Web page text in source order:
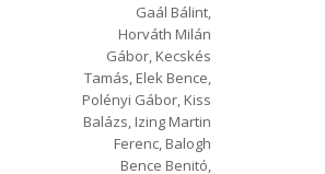
Gaál Bálint,
Horváth Milán
Gábor, Kecskés
Tamás, Elek Bence,
Polényi Gábor, Kiss
Balázs, Izing Martin
Ferenc, Balogh
Bence Benitó,